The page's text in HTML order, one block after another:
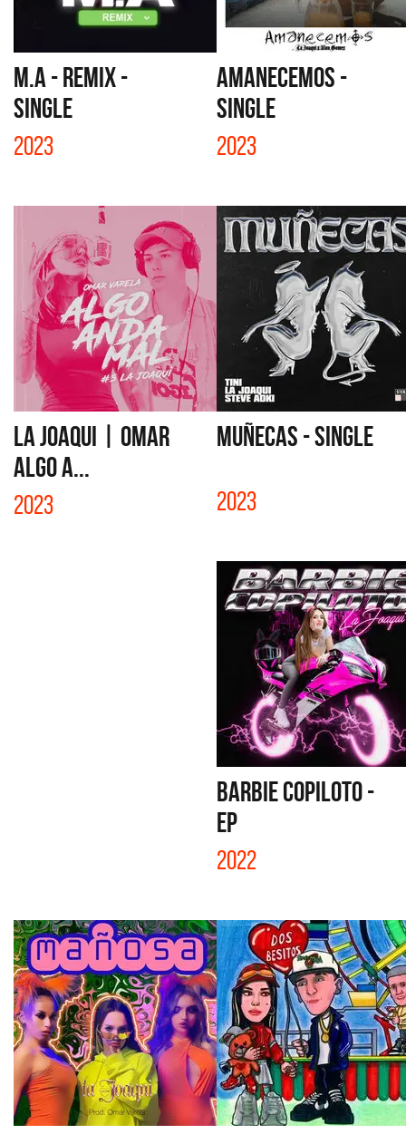
M.A - REMIX -
SINGLE
2023
AMANECEMOS -
SINGLE
2023
LA JOAQUI | OMAR
ALGO A...
2023
MUÑECAS - SINGLE
2023
BARBIE COPILOTO -
EP
2022